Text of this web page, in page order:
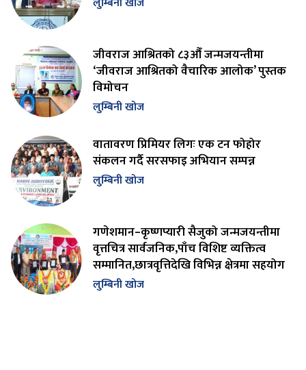
जीवराज आश्रितको ८३औँ जन्मजयन्तीमा
‘जीवराज आश्रितको वैचारिक आलोक’ पुस्तक
विमोचन
लुम्बिनी खोज
वातावरण प्रिमियर लिगः एक टन फोहोर
संकलन गर्दै सरसफाइ अभियान सम्पन्न
लुम्बिनी खोज
गणेशमान–कृष्णप्यारी सैजुको जन्मजयन्तीमा
वृत्तचित्र सार्वजनिक,पाँच विशिष्ट व्यक्तित्व
सम्मानित,छात्रवृत्तिदेखि विभिन्न क्षेत्रमा सहयोग
लुम्बिनी खोज